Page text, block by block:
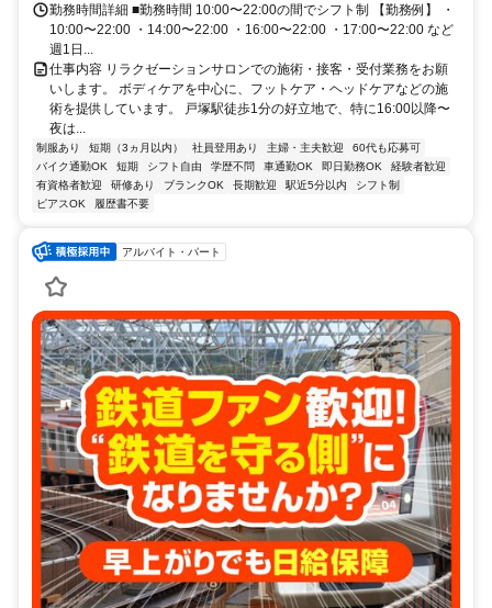
勤務時間詳細 ■勤務時間 10:00〜22:00の間でシフト制 【勤務例】 ・
10:00〜22:00 ・14:00〜22:00 ・16:00〜22:00 ・17:00〜22:00 など
週1日...
仕事内容 リラクゼーションサロンでの施術・接客・受付業務をお願
いします。 ボディケアを中心に、フットケア・ヘッドケアなどの施
術を提供しています。 戸塚駅徒歩1分の好立地で、特に16:00以降〜
夜は...
制服あり 短期（3ヵ月以内） 社員登用あり 主婦・主夫歓迎
60代も応募可
バイク通勤OK
短期 シフト自由 学歴不問 車通勤OK 即日勤務OK
経験者歓迎
有資格者歓迎
研修あり ブランクOK 長期歓迎 駅近5分以内
シフト制
ピアスOK
履歴書不要
アルバイト・パート